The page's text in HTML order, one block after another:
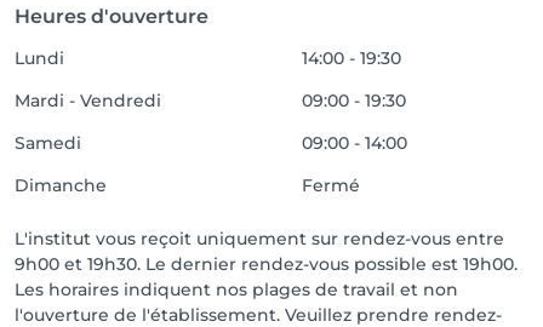
Heures d'ouverture
Lundi
14:00 - 19:30
Mardi - Vendredi
09:00 - 19:30
Samedi
09:00 - 14:00
Dimanche
Fermé
L'institut vous reçoit uniquement sur rendez-vous entre
9h00 et 19h30. Le dernier rendez-vous possible est 19h00.
Les horaires indiquent nos plages de travail et non
l'ouverture de l'établissement. Veuillez prendre rendez-